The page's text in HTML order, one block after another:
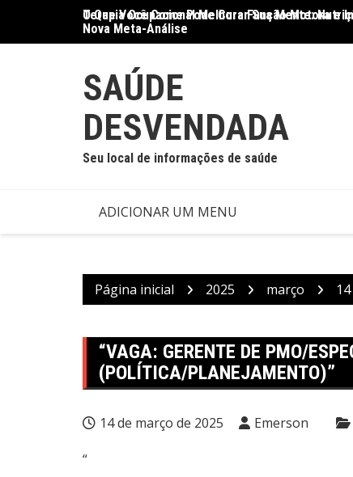
o
O Que Você Come Pode Curar Sua Mente:
Terapia Ocupacional Melhora Função Motora e
Nova Meta-Análise
SAÚDE
DESVENDADA
Seu local de informações de saúde
ADICIONAR UM MENU
Página inicial 2025 março 14
“VAGA: GERENTE DE PMO/
(POLÍTICA/PLANEJAMENTO)”
14 de março de 2025 Emerson
“